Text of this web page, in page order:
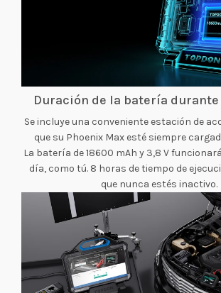
Duración de la batería
Se incluye una conveniente estación de
que su Phoenix Max esté siempre
La batería de 18600 mAh y 3,8 V
día, como tú. 8 horas de tiempo de
que nunca estés inactivo.